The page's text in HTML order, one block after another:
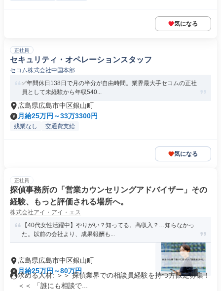
気になる
正社員
セキュリティ・オペレーションスタッフ
セコム株式会社中国本部
✅年間休日138日で月の半分が自由時間。業界最大手セコムの正社
員として未経験から年収540...
広島県広島市中区銀山町
月給25万円～33万3300円
残業なし 交通費支給
気になる
正社員
探偵事務所の「営業カウンセリングアドバイザー」その
経験、もっと評価される場所へ。
株式会社アイ・アイ・エス
【40代女性活躍中】やりがい？知ってる。高収入？…知らなかっ
た。以前の会社より、成果報酬も...
広島県広島市中区銀山町
月給25万円～80万円
求める人材: ＞＞ 探偵業界での相談員経験を持つ方限定募集！
＜＜ 「誰にも相談で...